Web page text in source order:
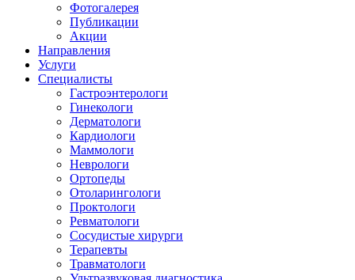
Фотогалерея
Публикации
Акции
Направления
Услуги
Специалисты
Гастроэнтерологи
Гинекологи
Дерматологи
Кардиологи
Маммологи
Неврологи
Ортопеды
Отоларингологи
Проктологи
Ревматологи
Сосудистые хирурги
Терапевты
Травматологи